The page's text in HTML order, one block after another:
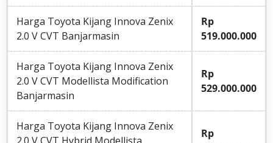
Harga Toyota Kijang Innova Zenix
2.0 V CVT Banjarmasin
Rp
519.000.000
Harga Toyota Kijang Innova Zenix
2.0 V CVT Modellista Modification
Banjarmasin
Rp
529.000.000
Harga Toyota Kijang Innova Zenix
2.0 V CVT Hybrid Modellista
Rp